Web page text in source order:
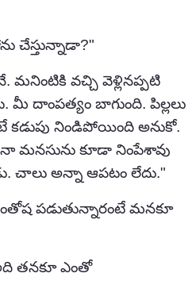
చేస్తున్నాడా?"
మనింటికి వచ్చి వెళ్లినప్పటి
మీ దాంపత్యం బాగుంది. పిల్లలు
కడుపు నిండిపోయింది అనుకో.
మనసును కూడా నింపేశావు
చాలు అన్నా ఆపటం లేదు."
పడుతున్నారంటే మనకూ
తనకూ ఎంతో